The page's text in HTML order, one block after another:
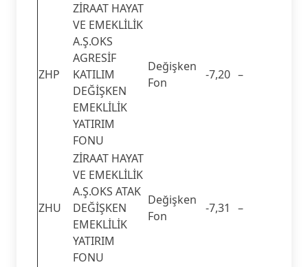
ZHP
ZİRAAT HAYAT
VE EMEKLİLİK
A.Ş.OKS
AGRESİF
KATILIM
DEĞİŞKEN
EMEKLİLİK
YATIRIM
FONU
Değişken
Fon
-7,20 –
ZHU
ZİRAAT HAYAT
VE EMEKLİLİK
A.Ş.OKS ATAK
DEĞİŞKEN
EMEKLİLİK
YATIRIM
FONU
Değişken
Fon
-7,31 –